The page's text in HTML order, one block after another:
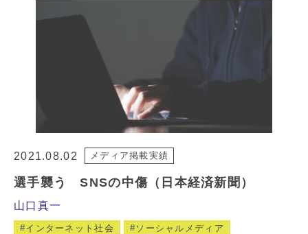
2021.08.02 メディア掲載実績
選手襲う SNSの中傷（日本経済新聞）
山口真一
インターネット社会 ソーシャルメディア